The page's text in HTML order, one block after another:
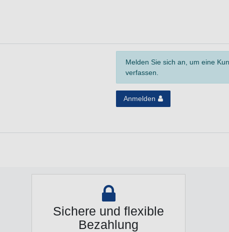
Melden Sie sich an, um eine
verfassen.
Anmelden
Sichere und flexible
Bezahlung